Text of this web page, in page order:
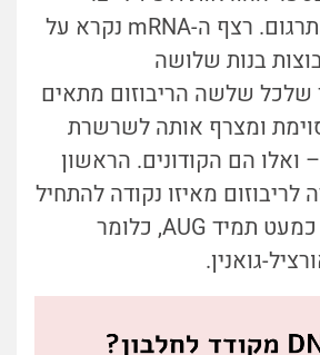
חלבונים – זהו התרגום. רצף ה-mRNA נקרא על
בנות שלושה
שלכל שלשה הריבוזום מתאים
ומצרף אותה לשרשרת
ואלו הם הקודונים. הראשון
מאיזו נקודה להתחיל
את התרגום הוא כמעט תמיד AUG, כלומר
גואנין.